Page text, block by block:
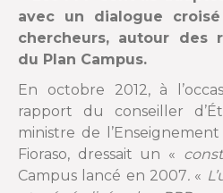
avec un dialogue
chercheurs, autour des
du Plan Campus.
En octobre 2012, à
rapport du conseiller
ministre de
Fioraso, dressait un «
Campus lancé en 2007. « L’